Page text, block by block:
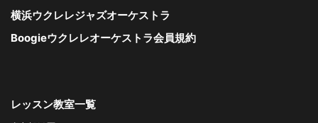
横浜ウクレレジャズオーケストラ
Boogieウクレレオーケストラ会員規約
レッスン教室一覧